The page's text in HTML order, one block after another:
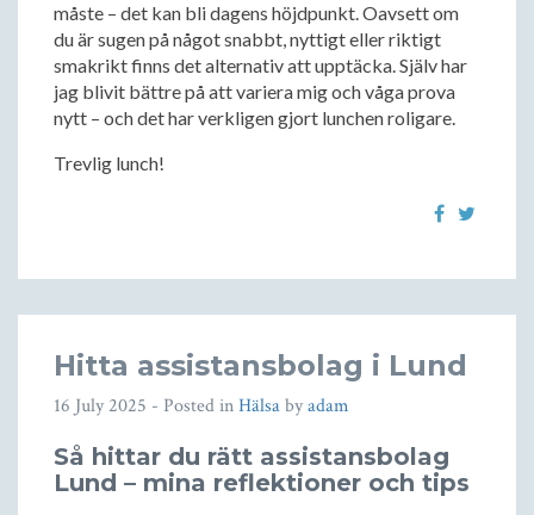
måste – det kan bli dagens höjdpunkt. Oavsett om
du är sugen på något snabbt, nyttigt eller riktigt
smakrikt finns det alternativ att upptäcka. Själv har
jag blivit bättre på att variera mig och våga prova
nytt – och det har verkligen gjort lunchen roligare.
Trevlig lunch!
Hitta assistansbolag i Lund
16 July 2025 - Posted inHälsabyadam
Så hittar du rätt assistansbolag
Lund – mina reflektioner och tips